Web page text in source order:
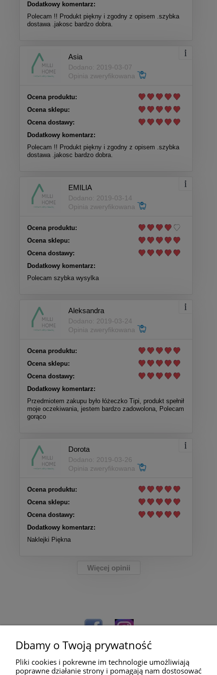
Dodatkowy komentarz:
Polecam !! Produkt piękny i zgodny z opisem .szybka
dostawa .jakosc bardzo dobra.
Asia
Dodano: 2019-03-07
Opinia zweryfikowana
Ocena produktu:
Ocena sklepu:
Ocena dostawy:
Dodatkowy komentarz:
Polecam !! Produkt piękny i zgodny z opisem .szybka
dostawa .jakosc bardzo dobra.
EMILIA
Dodano: 2019-03-14
Opinia zweryfikowana
Ocena produktu:
Ocena sklepu:
Ocena dostawy:
Dodatkowy komentarz:
Polecam szybka wysylka
Aleksandra
Dodano: 2019-03-24
Opinia zweryfikowana
Ocena produktu:
Ocena sklepu:
Ocena dostawy:
Dodatkowy komentarz:
Przedmiotem zakupu było łóżeczko Tipi, produkt spełnił
moje oczekiwania, jestem bardzo zadowolona, Polecam
gorąco
Dorota
Dodano: 2019-03-26
Opinia zweryfikowana
Ocena produktu:
Ocena sklepu:
Ocena dostawy:
Dodatkowy komentarz:
Naklejki Piękna
Więcej opinii
Dbamy o Twoją prywatność
Pliki cookies i pokrewne im technologie umożliwiają
poprawne działanie strony i pomagają nam dostosować